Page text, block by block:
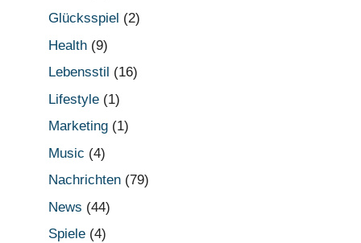
Glücksspiel (2)
Health (9)
Lebensstil (16)
Lifestyle (1)
Marketing (1)
Music (4)
Nachrichten (79)
News (44)
Spiele (4)